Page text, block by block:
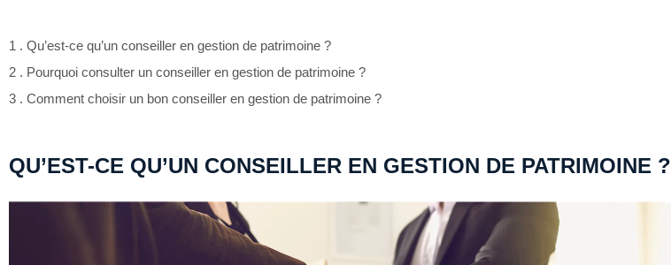
1 . Qu’est-ce qu’un conseiller en gestion de patrimoine ?
2 . Pourquoi consulter un conseiller en gestion de patrimoine ?
3 . Comment choisir un bon conseiller en gestion de patrimoine ?
QU’EST-CE QU’UN CONSEILLER EN GESTION DE PATRIMOINE ?